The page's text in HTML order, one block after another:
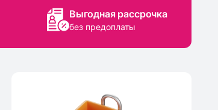
Выгодная рассрочка
без предоплаты